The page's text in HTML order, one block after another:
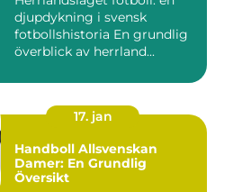
djupdykning i svensk
fotbollshistoria En grundlig
överblick av herrland...
17. jan
Handboll Allsvenskan
Damer: En Grundlig
Översikt